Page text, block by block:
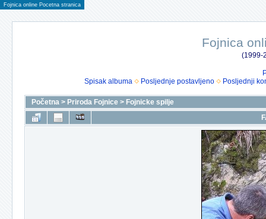
Fojnica online Pocetna stranica
Fojnica
(1999-
Spisak albuma
Posljednje postavljeno Posljednji
Početna > Priroda Fojnice > Fojnicke spilje